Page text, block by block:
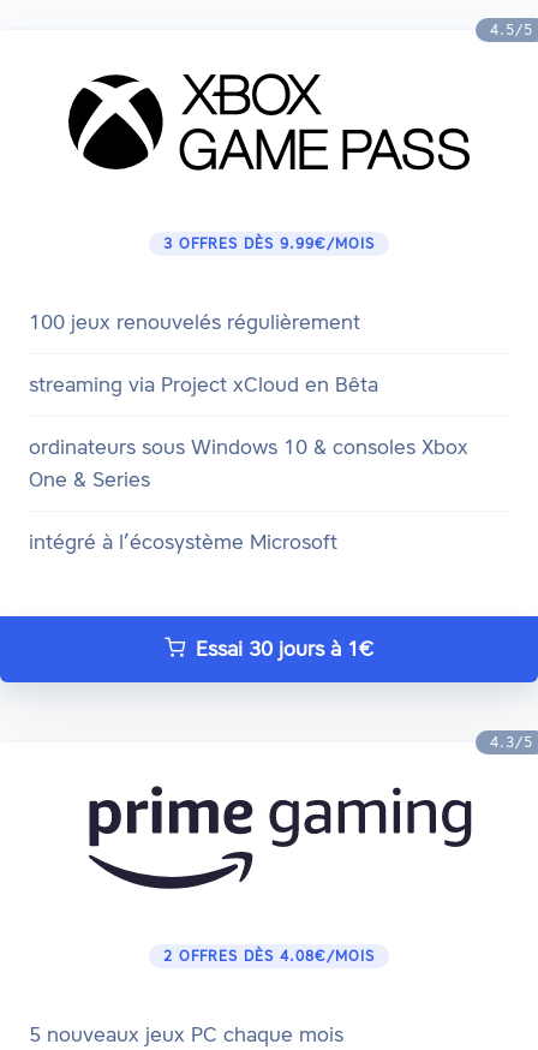
4.5/5
3 OFFRES DÈS 9.99€/MOIS
100 jeux renouvelés régulièrement
streaming via Project xCloud en Bêta
ordinateurs sous Windows 10 & consoles Xbox
One & Series
intégré à l’écosystème Microsoft
Essai 30 jours à 1€
4.3/5
2 OFFRES DÈS 4.08€/MOIS
5 nouveaux jeux PC chaque mois